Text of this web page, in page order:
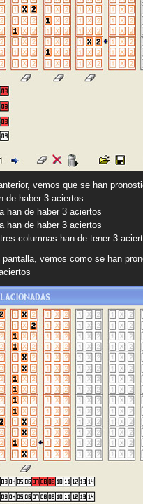
vemos que se han
de haber 3 aciertos
han de haber 3 aciertos
han de haber 3 aciertos
columnas han de tener 3
pantalla, vemos como se han